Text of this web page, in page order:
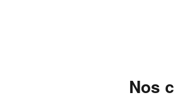
: La fermeture à glissière assure
journée de shopping, que vous
indispensable qui rehaussera votre
Nos